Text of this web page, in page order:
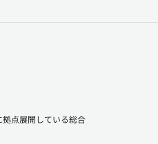
点展開している総合